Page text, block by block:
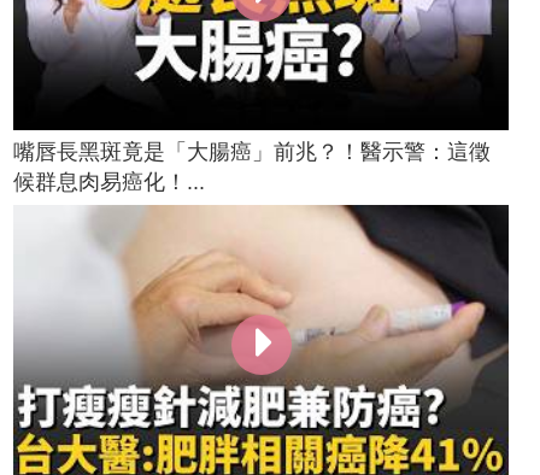
嘴唇長黑斑竟是「大腸癌」前兆？！醫示警：這徵
候群息肉易癌化！...